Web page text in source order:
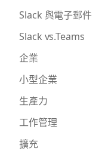
Slack 與電子郵件
Slack vs.Teams
企業
小型企業
生產力
工作管理
擴充